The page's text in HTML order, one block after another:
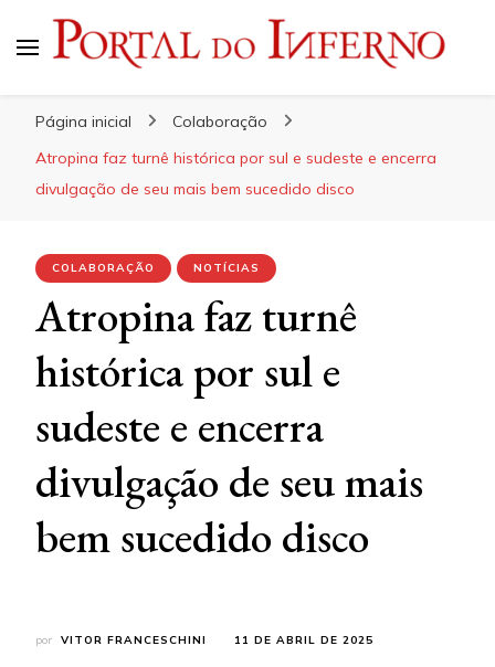
Página inicial
Colaboração
Atropina faz turnê histórica por sul e sudeste e encerra
divulgação de seu mais bem sucedido disco
COLABORAÇÃO NOTÍCIAS
Atropina faz turnê
histórica por sul e
sudeste e encerra
divulgação de seu mais
bem sucedido disco
por VITOR FRANCESCHINI 11 DE ABRIL DE 2025